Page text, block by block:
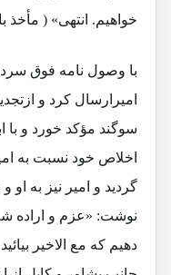
خواهیم. انتهی» ( مأخذ
با وصول نامه فوق
امیرارسال کرد و
سوگند مؤکد خورد و با
اخلاص خود نسبت به
گردید و امیر نیز به
نوشت: «عزم و اراده
دهیم که مع الاخیر